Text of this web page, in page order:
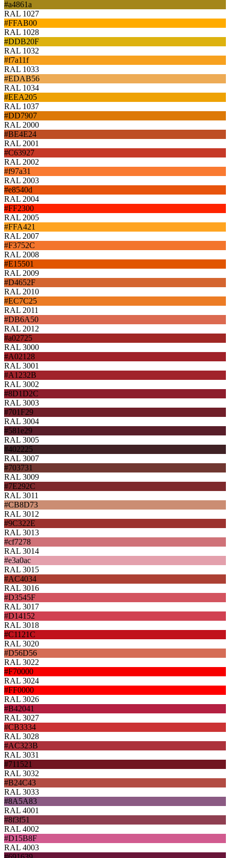
#a4861a
RAL 1027
#FFAB00
RAL 1028
#DDB20F
RAL 1032
#f7a11f
RAL 1033
#EDAB56
RAL 1034
#EEA205
RAL 1037
#DD7907
RAL 2000
#BE4E24
RAL 2001
#C63927
RAL 2002
#f97a31
RAL 2003
#e8540d
RAL 2004
#FF2300
RAL 2005
#FFA421
RAL 2007
#F3752C
RAL 2008
#E15501
RAL 2009
#D4652F
RAL 2010
#EC7C25
RAL 2011
#DB6A50
RAL 2012
#a02725
RAL 3000
#A02128
RAL 3001
#A1232B
RAL 3002
#8D1D2C
RAL 3003
#701F29
RAL 3004
#581e29
RAL 3005
#402225
RAL 3007
#703731
RAL 3009
#7E292C
RAL 3011
#CB8D73
RAL 3012
#9C322E
RAL 3013
#cf7278
RAL 3014
#e3a0ac
RAL 3015
#AC4034
RAL 3016
#D3545F
RAL 3017
#D14152
RAL 3018
#C1121C
RAL 3020
#D56D56
RAL 3022
#F70000
RAL 3024
#FF0000
RAL 3026
#B42041
RAL 3027
#CB3334
RAL 3028
#AC323B
RAL 3031
#711521
RAL 3032
#B24C43
RAL 3033
#8A5A83
RAL 4001
#8f3f51
RAL 4002
#D15B8F
RAL 4003